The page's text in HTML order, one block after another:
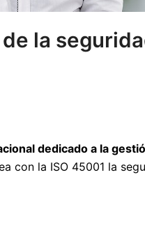
la
dedicado a la
con la ISO 45001 la